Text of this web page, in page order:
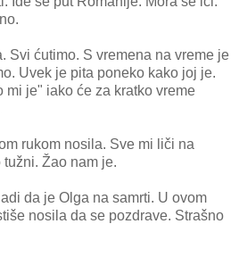
Svi ćutimo. S vremena na vreme je
Uvek je pita poneko kako joj je.
mi je" iako će za kratko vreme
rukom nosila. Sve mi liči na
Žao nam je.
da je Olga na samrti. U ovom
nosila da se pozdrave. Strašno